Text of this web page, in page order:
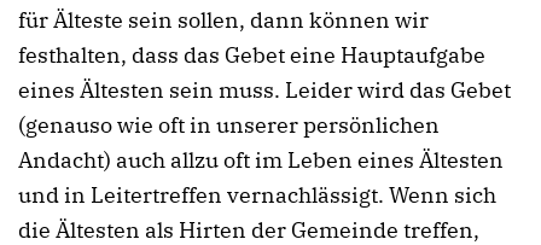
für Älteste sein sollen, dann können wir
festhalten, dass das Gebet eine Hauptaufgabe
eines Ältesten sein muss. Leider wird das Gebet
(genauso wie oft in unserer persönlichen
Andacht) auch allzu oft im Leben eines Ältesten
und in Leitertreffen vernachlässigt. Wenn sich
die Ältesten als Hirten der Gemeinde treffen,